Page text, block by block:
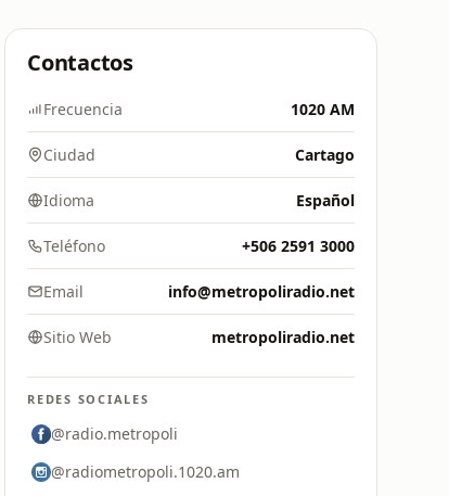
Contactos
Frecuencia 1020 AM
Ciudad Cartago
Idioma Español
Teléfono +506 2591 3000
Email info@metropoliradio.net
Sitio Web metropoliradio.net
REDES SOCIALES
@radio.metropoli
@radiometropoli.1020.am